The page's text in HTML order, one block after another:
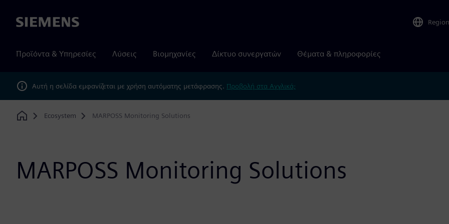
Siemens Region
Προϊόντα & Υπηρεσίες Λύσεις Βιομηχανίες Δίκτυο συνεργατών Θέματα & πληροφορίες
Αυτή η σελίδα εμφανίζεται με χρήση αυτόματης μετάφρασης. Προβολή στα Αγγλικά;
Home
Ecosystem MARPOSS Monitoring Solutions
MARPOSS Monitoring Solutions